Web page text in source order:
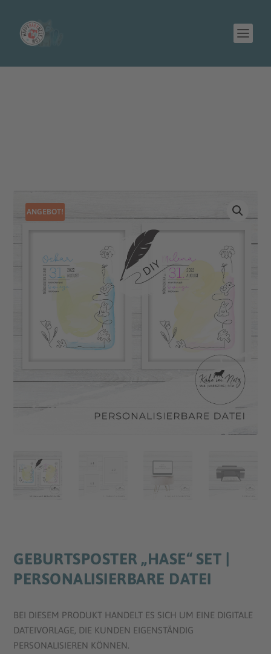
ANGEBOT!
GEBURTSPOSTER „HASE“ SET |
PERSONALISIERBARE DATEI
BEI DIESEM PRODUKT HANDELT ES SICH UM EINE DIGITALE
DATEIVORLAGE, DIE KUNDEN EIGENSTÄNDIG
PERSONALISIEREN KÖNNEN.